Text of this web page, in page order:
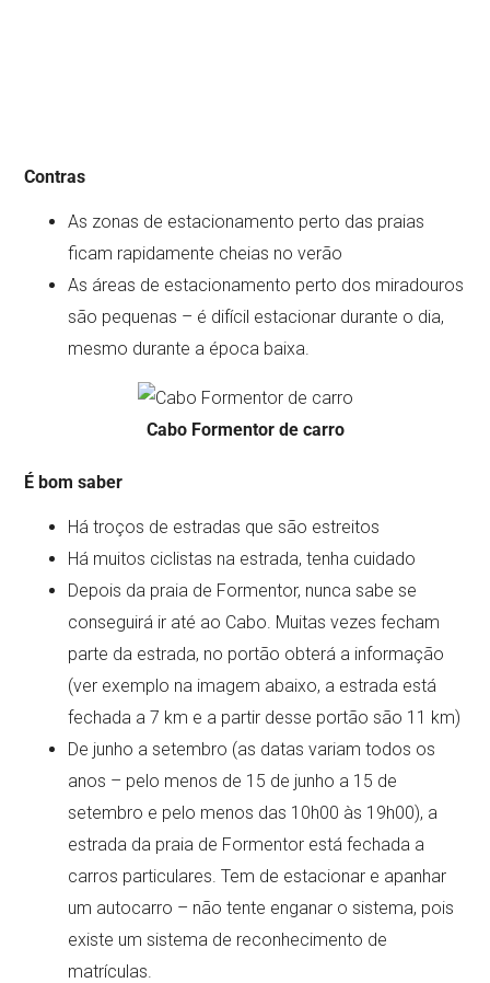
Contras
As zonas de estacionamento perto das praias
ficam rapidamente cheias no verão
As áreas de estacionamento perto dos miradouros
são pequenas – é difícil estacionar durante o dia,
mesmo durante a época baixa.
Cabo Formentor de carro
É bom saber
Há troços de estradas que são estreitos
Há muitos ciclistas na estrada, tenha cuidado
Depois da praia de Formentor, nunca sabe se
conseguirá ir até ao Cabo. Muitas vezes fecham
parte da estrada, no portão obterá a informação
(ver exemplo na imagem abaixo, a estrada está
fechada a 7 km e a partir desse portão são 11 km)
De junho a setembro (as datas variam todos os
anos – pelo menos de 15 de junho a 15 de
setembro e pelo menos das 10h00 às 19h00), a
estrada da praia de Formentor está fechada a
carros particulares. Tem de estacionar e apanhar
um autocarro – não tente enganar o sistema, pois
existe um sistema de reconhecimento de
matrículas.